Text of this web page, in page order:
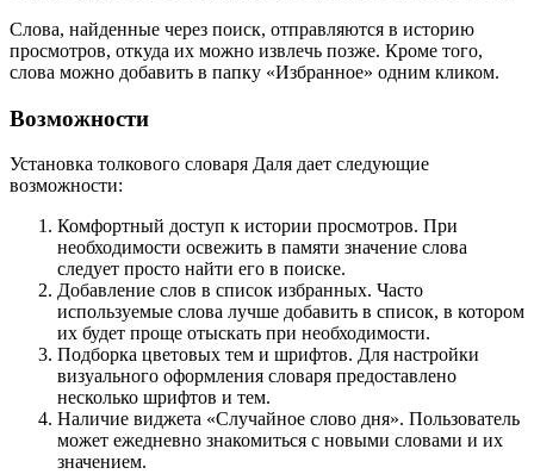
Слова, найденные через поиск, отправляются в историю
просмотров, откуда их можно извлечь позже. Кроме того,
слова можно добавить в папку «Избранное» одним кликом.
Возможности
Установка толкового словаря Даля дает следующие
возможности:
Комфортный доступ к истории просмотров. При
необходимости освежить в памяти значение слова
следует просто найти его в поиске.
Добавление слов в список избранных. Часто
используемые слова лучше добавить в список, в котором
их будет проще отыскать при необходимости.
Подборка цветовых тем и шрифтов. Для настройки
визуального оформления словаря предоставлено
несколько шрифтов и тем.
Наличие виджета «Случайное слово дня». Пользователь
может ежедневно знакомиться с новыми словами и их
значением.